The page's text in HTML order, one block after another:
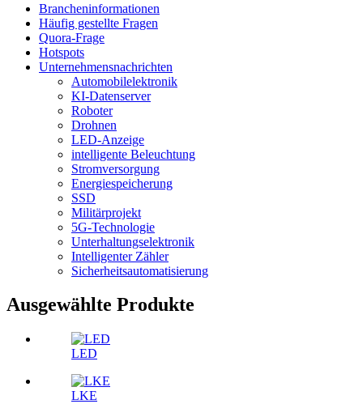
Brancheninformationen
Häufig gestellte Fragen
Quora-Frage
Hotspots
Unternehmensnachrichten
Automobilelektronik
KI-Datenserver
Roboter
Drohnen
LED-Anzeige
intelligente Beleuchtung
Stromversorgung
Energiespeicherung
SSD
Militärprojekt
5G-Technologie
Unterhaltungselektronik
Intelligenter Zähler
Sicherheitsautomatisierung
Ausgewählte Produkte
LED
LKE